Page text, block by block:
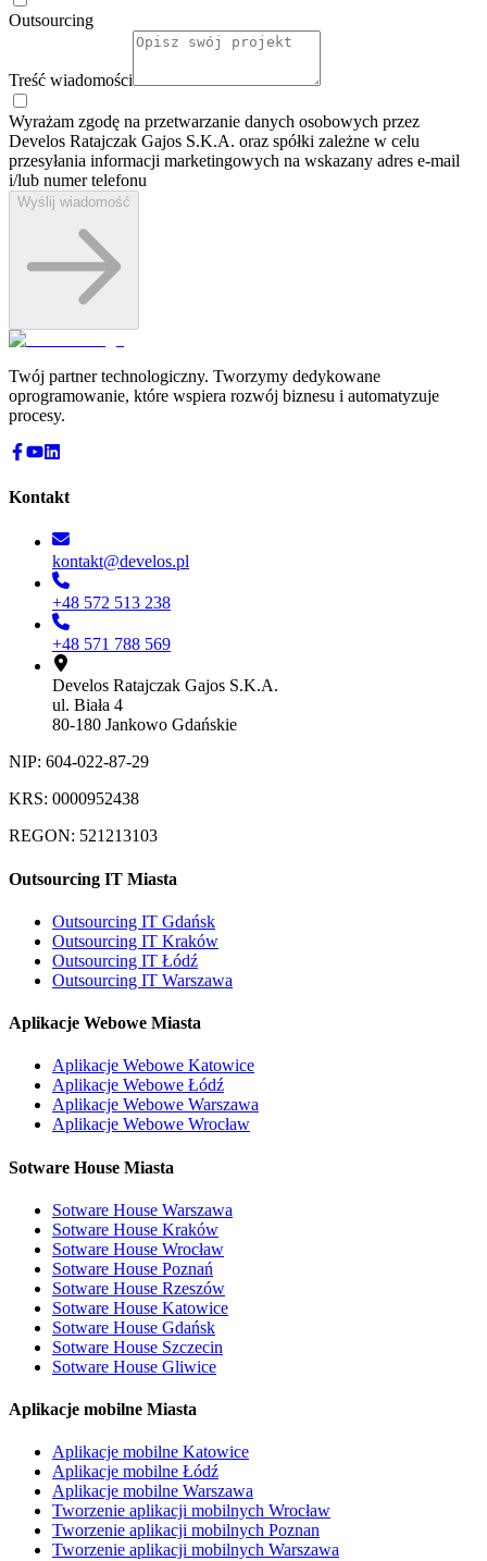
Outsourcing
Treść wiadomości
Wyrażam zgodę na przetwarzanie danych osobowych przez
Develos Ratajczak Gajos S.K.A. oraz spółki zależne w celu
przesyłania informacji marketingowych na wskazany adres e-⁠mail
i/lub numer telefonu
Wyślij wiadomość
Twój partner technologiczny. Tworzymy dedykowane
oprogramowanie, które wspiera rozwój biznesu i automatyzuje
procesy.
Kontakt
kontakt@develos.pl
+48 572 513 238
+48 571 788 569
Develos Ratajczak Gajos S.K.A.
ul. Biała 4
80-180 Jankowo Gdańskie
NIP: 604-022-87-29
KRS: 0000952438
REGON: 521213103
Outsourcing IT Miasta
Outsourcing IT Gdańsk
Outsourcing IT Kraków
Outsourcing IT Łódź
Outsourcing IT Warszawa
Aplikacje Webowe Miasta
Aplikacje Webowe Katowice
Aplikacje Webowe Łódź
Aplikacje Webowe Warszawa
Aplikacje Webowe Wrocław
Sotware House Miasta
Sotware House Warszawa
Sotware House Kraków
Sotware House Wrocław
Sotware House Poznań
Sotware House Rzeszów
Sotware House Katowice
Sotware House Gdańsk
Sotware House Szczecin
Sotware House Gliwice
Aplikacje mobilne Miasta
Aplikacje mobilne Katowice
Aplikacje mobilne Łódź
Aplikacje mobilne Warszawa
Tworzenie aplikacji mobilnych Wrocław
Tworzenie aplikacji mobilnych Poznan
Tworzenie aplikacji mobilnych Warszawa